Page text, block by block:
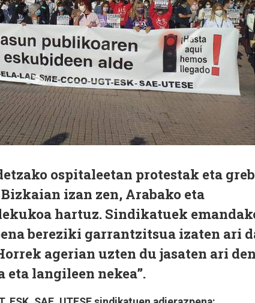
ospitaleetan protestak eta
izan zen, Arabako eta
hartuz. Sindikatuek
bereziki garrantzitsua izaten ari
agerian uzten du jasaten ari den
langileen nekea”.